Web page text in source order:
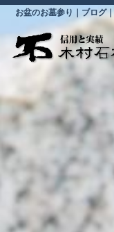
お盆のお墓参り｜ブログ